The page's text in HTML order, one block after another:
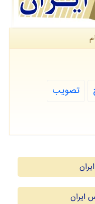
تصویب
ایران